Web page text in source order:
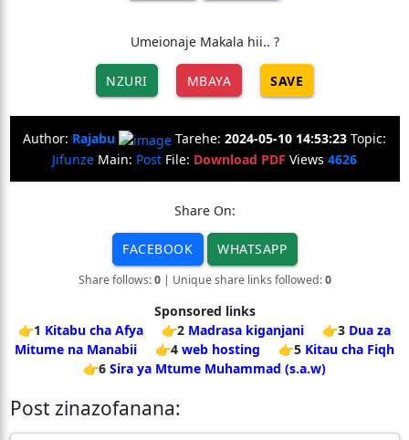
Umeionaje Makala hii.. ?
NZURI MBAYA SAVE
Author: Rajabu Tarehe: 2024-05-10 14:53:23 Topic:
Jifunze Main: Post File: Download PDF Views 4626
Share On:
FACEBOOK WHATSAPP
Share follows:0| Unique share links followed:0
Sponsored links
👉1 Kitabu cha Afya 👉2 Madrasa kiganjani 👉3 Dua za
Mitume na Manabii
👉4 web hosting 👉5 Kitau cha Fiqh
👉6 Sira ya Mtume Muhammad (s.a.w)
Post zinazofanana: